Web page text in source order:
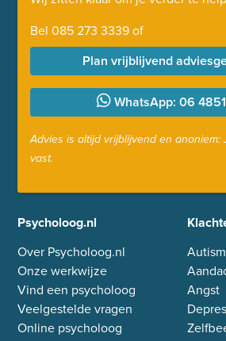
Bel 085 273 3339of
Plan vrijblijvend
WhatsApp: 06
Advies is altijd vrijblijvend en anoniem:
vast.
Psycholoog.nl
Over Psycholoog.nl
Onze werkwijze
Vind een psycholoog
Veelgestelde vragen
Online psycholoog
Angst